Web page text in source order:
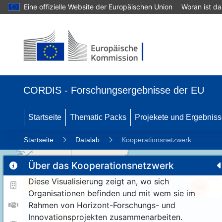
Eine offizielle Website der Europäischen Union Woran ist
CORDIS - Forschungsergebnisse der EU
Startseite Thematic Packs Projekete und
Startseite Datalab Kooperationsnetzwerk
Über das Kooperationsnetzwerk
Diese Visualisierung zeigt an, wo sich
Organisationen befinden und mit wem sie im
Rahmen von Horizont-Forschungs- und
Innovationsprojekten zusammenarbeiten.
11